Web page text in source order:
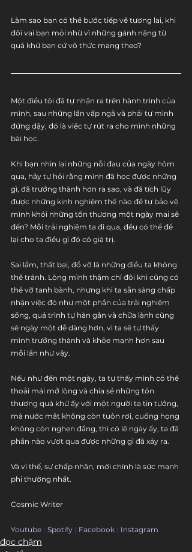
Làm sao bạn có thể bước tiếp về tương lai, khi
đôi vai bạn mỏi nhừ vì những gánh nặng từ
quá khứ bạn cứ vô thức mang theo?
Một điều tôi đã tự nhận ra trên hành trình của
mình, sau những lần vấp ngã và phải tự mình
đứng dậy, đó là việc tự rút ra cho mình những
bài học.
Khi bạn nhìn lại những nỗi đau của ngày hôm
qua, hãy tự hỏi rằng mình đã học được những
gì, đã trưởng thành hơn ra sao, và đã tích lũy
được những kinh nghiệm thế nào để tự bảo vệ
mình khỏi những tổn thương một ngày mai sẽ
đến? Mỗi trải nghiệm ta đi qua, đều có thể để
lại cho ta điều gì đó có giá trị.
Sai lầm, thất bại, đổ vỡ là những điều ta không
thể tránh. Lòng mình thậm chí đôi khi cũng có
thể vỡ tanh bành, nhưng khi ta sẵn sàng chấp
nhận việc đó như một phần của trải nghiệm
sống, quá trình tự hàn gắn và chữa lành cũng
sẽ ngày một dễ dàng hơn, vì ta sẽ tự thấy
mình trưởng thành và khỏe mạnh hơn sau
mỗi lần như vậy.
Nếu như đến một ngày, ta tự thấy mình có thể
thoải mái mở lòng và chia sẻ những tổn
thương quá khứ ấy với một người ta tin tưởng,
mà nước mắt không còn tuôn rơi, cuống họng
không còn nghẹn đắng, thì có lẽ ngày ấy, ta đã
phần nào vượt qua được những gì đã xảy ra.
Và vì thế, sự chấp nhận, mới chính là sức mạnh
phi thường nhất.
Cosmic Writer
Youtube | Spotify | Facebook | Instagram
đọc chậm